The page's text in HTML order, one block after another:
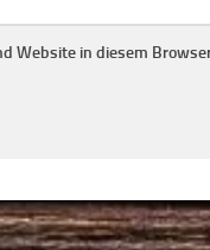
Website in diesem